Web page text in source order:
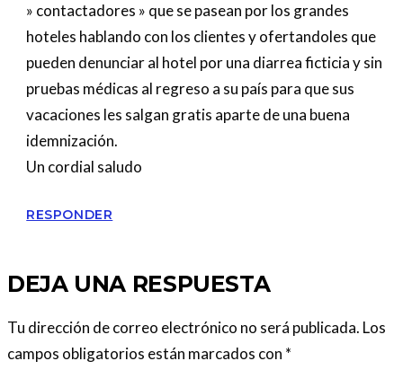
» contactadores » que se pasean por los grandes
hoteles hablando con los clientes y ofertandoles que
pueden denunciar al hotel por una diarrea ficticia y sin
pruebas médicas al regreso a su país para que sus
vacaciones les salgan gratis aparte de una buena
idemnización.
Un cordial saludo
RESPONDER
DEJA UNA RESPUESTA
Tu dirección de correo electrónico no será publicada. Los
campos obligatorios están marcados con *